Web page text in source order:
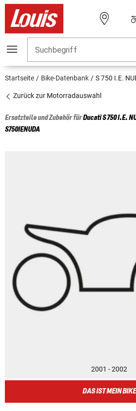
Suchbegriff
Startseite Bike-Datenbank S 750 I.E.
Zurück zur Motorradauswahl
Ersatzteile und Zubehör fürDucatiS 750 I.E.
S750IENUDA
2001 - 2002
DAS IST MEIN BIKE